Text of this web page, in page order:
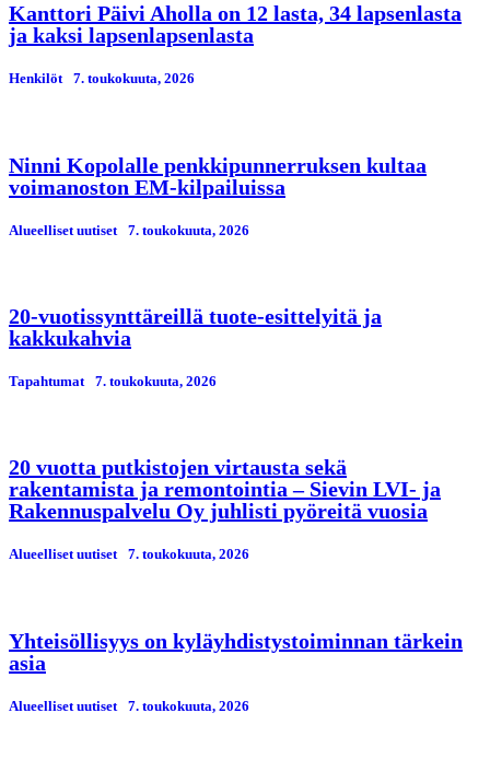
Kanttori Päivi Aholla on 12 lasta, 34 lapsenlasta
ja kaksi lapsenlapsenlasta
Henkilöt 7. toukokuuta, 2026
Ninni Kopolalle penkkipunnerruksen kultaa
voimanoston EM-kilpailuissa
Alueelliset uutiset 7. toukokuuta, 2026
20-vuotissynttäreillä tuote-esittelyitä ja
kakkukahvia
Tapahtumat 7. toukokuuta, 2026
20 vuotta putkistojen virtausta sekä
rakentamista ja remontointia – Sievin LVI- ja
Rakennuspalvelu Oy juhlisti pyöreitä vuosia
Alueelliset uutiset 7. toukokuuta, 2026
Yhteisöllisyys on kyläyhdistystoiminnan tärkein
asia
Alueelliset uutiset 7. toukokuuta, 2026